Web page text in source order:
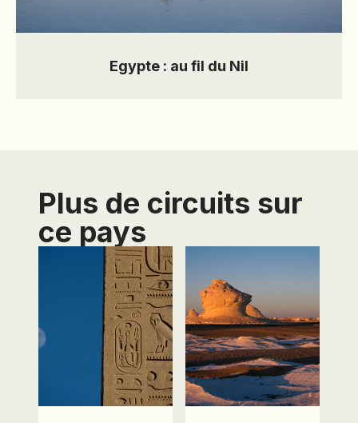
Egypte : au fil du Nil
Plus de circuits sur
ce pays